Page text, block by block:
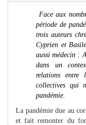
Face aux
période de
trois auteurs
Cyprien et
aussi médecin :
dans un
relations entre
collectives qui
pandémie.
La pandémie due au
et fait remonter du